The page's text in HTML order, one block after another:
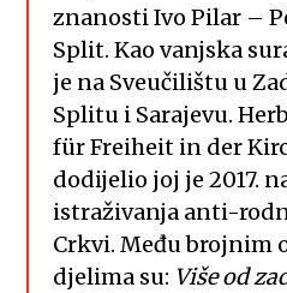
znanosti Ivo Pilar –
Split. Kao vanjska
je na Sveučilištu u
Splitu i Sarajevu.
für Freiheit in der
dodijelio joj je 2017.
istraživanja anti-
Crkvi. Među brojnim
djelima su: Više od